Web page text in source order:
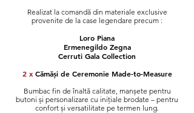
Realizat la comandă din materiale exclusive
provenite de la case legendare precum :
Loro Piana
Ermenegildo Zegna
Cerruti Gala Collection
2 x Cămăși de Ceremonie Made-to-Measure
Bumbac fin de înaltă calitate, manșete pentru
butoni și personalizare cu inițiale brodate – pentru
confort și versatilitate pe termen lung.